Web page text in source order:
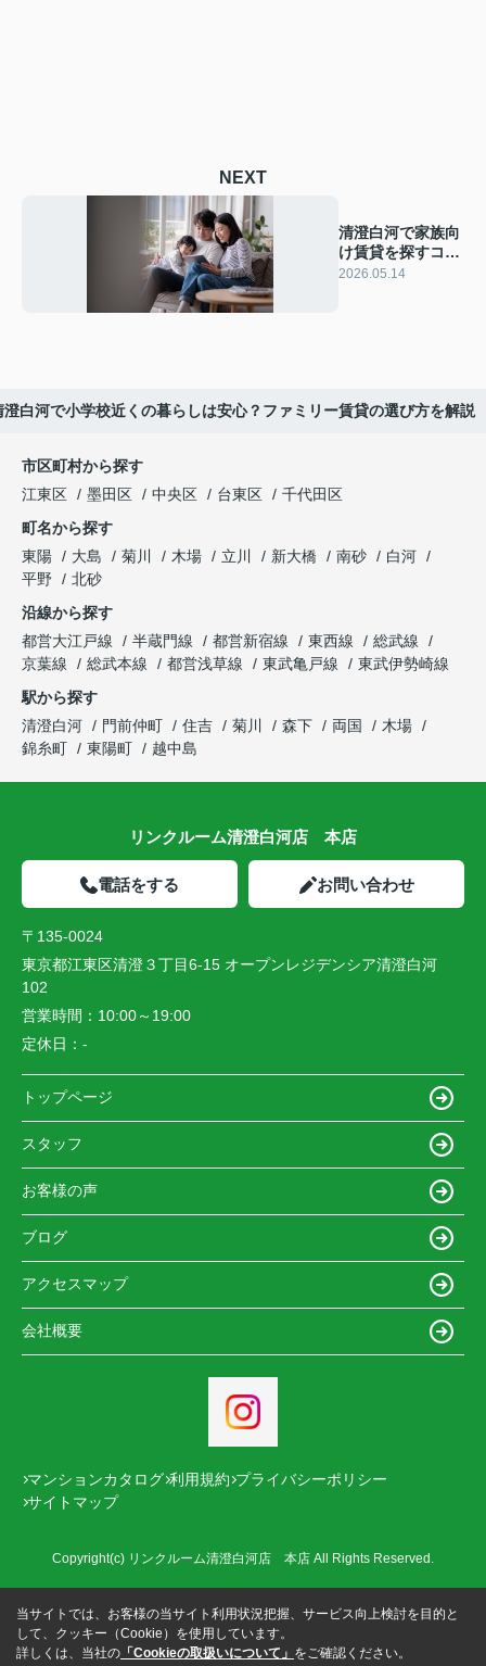
NEXT
清澄白河で家族向
け賃貸を探すコツ
は？2LDKと
2026.05.14
澄白河で小学校近くの暮らしは安心？ファミリー賃貸の選び方を解説
市区町村から探す
江東区
墨田区 中央区 台東区
千代田区
町名から探す
東陽
大島 菊川 木場 立川 新大橋 南砂
白河
平野
北砂
沿線から探す
都営大江戸線
半蔵門線 都営新宿線 東西線
総武線
京葉線
総武本線 都営浅草線 東武亀戸線
東武伊勢崎線
駅から探す
清澄白河
門前仲町 住吉 菊川 森下 両国
木場
錦糸町
東陽町 越中島
リンクルーム清澄白河店 本店
電話をする お問い合わせ
〒135-0024
東京都江東区清澄３丁目6-15 オープンレジデンシア清澄白河
102
営業時間： 10:00～19:00
定休日： -
トップページ
スタッフ
お客様の声
ブログ
アクセスマップ
会社概要
マンションカタログ 利用規約 プライバシーポリシー
サイトマップ
Copyright(c) リンクルーム清澄白河店 本店 All Rights Reserved.
当サイトでは、お客様の当サイト利用状況把握、サービス向上検討を目的と
して、クッキー（Cookie）を使用しています。
詳しくは、当社の 「Cookieの取扱いについて」 をご確認ください。